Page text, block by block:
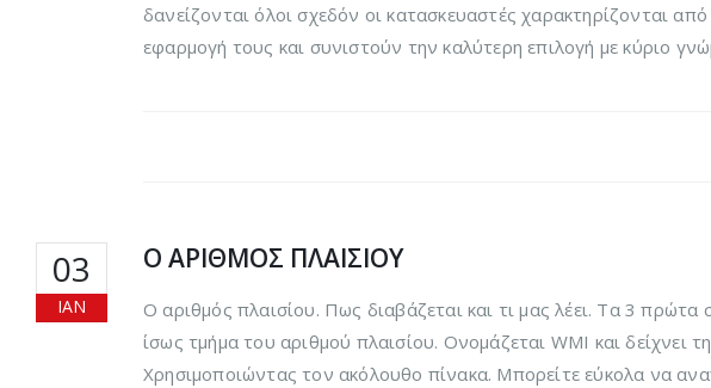
δανείζονται όλοι σχεδόν οι κατασκευαστές χαρακτηρίζονται
εφαρμογή τους και συνιστούν την καλύτερη επιλογή με κύριο
03
ΙΑΝ
Ο ΑΡΙΘΜΟΣ ΠΛΑΙΣΙΟΥ
Ο αριθμός πλαισίου. Πως διαβάζεται και τι μας λέει. Τα 3
ίσως τμήμα του αριθμού πλαισίου. Ονομάζεται WMI και δείχνει
Χρησιμοποιώντας τον ακόλουθο πίνακα. Μπορείτε εύκολα να